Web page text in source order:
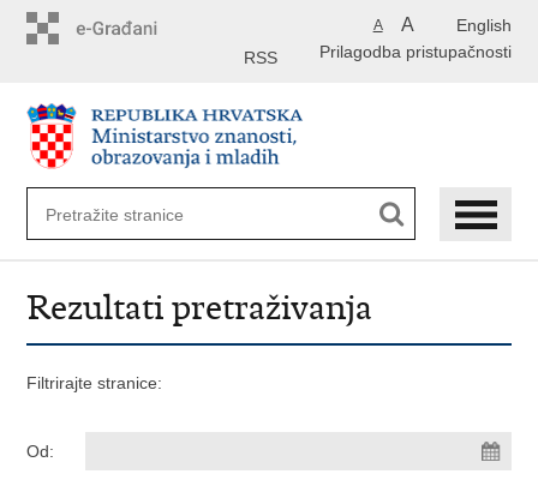
English
A A
Prilagodba pristupačnosti
RSS
Rezultati pretraživanja
Filtrirajte stranice:
Od: